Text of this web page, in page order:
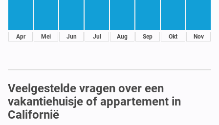
Apr Mei Jun Jul Aug Sep Okt Nov
Veelgestelde vragen over een
vakantiehuisje of appartement in
Californië